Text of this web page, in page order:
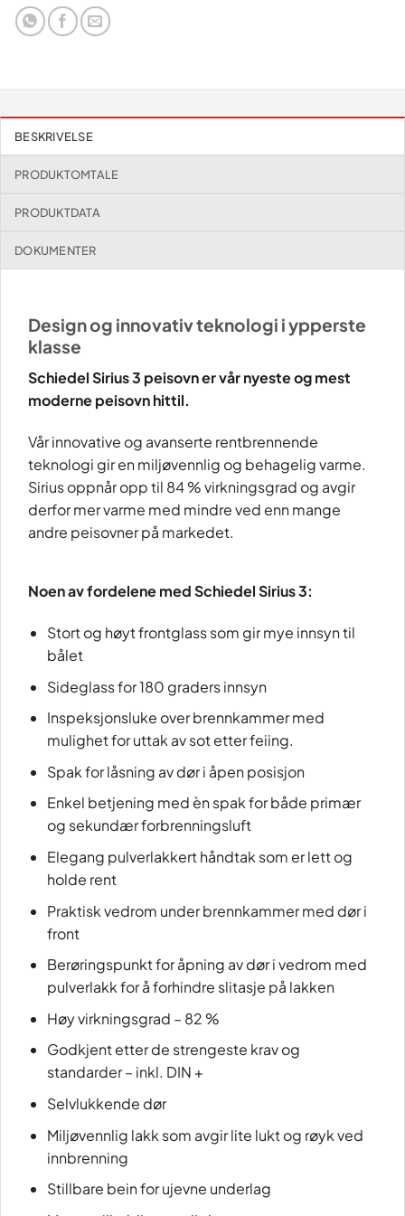
BESKRIVELSE
PRODUKTOMTALE
PRODUKTDATA
DOKUMENTER
Design og innovativ teknologi i ypperste
klasse
Schiedel Sirius 3 peisovn er vår nyeste og mest
moderne peisovn hittil.
Vår innovative og avanserte rentbrennende
teknologi gir en miljøvennlig og behagelig varme.
Sirius oppnår opp til 84 % virkningsgrad og avgir
derfor mer varme med mindre ved enn mange
andre peisovner på markedet.
Noen av fordelene med Schiedel Sirius 3:
Stort og høyt frontglass som gir mye innsyn til
bålet
Sideglass for 180 graders innsyn
Inspeksjonsluke over brennkammer med
mulighet for uttak av sot etter feiing.
Spak for låsning av dør i åpen posisjon
Enkel betjening med èn spak for både primær
og sekundær forbrenningsluft
Elegang pulverlakkert håndtak som er lett og
holde rent
Praktisk vedrom under brennkammer med dør i
front
Berøringspunkt for åpning av dør i vedrom med
pulverlakk for å forhindre slitasje på lakken
Høy virkningsgrad – 82 %
Godkjent etter de strengeste krav og
standarder – inkl. DIN +
Selvlukkende dør
Miljøvennlig lakk som avgir lite lukt og røyk ved
innbrenning
Stillbare bein for ujevne underlag